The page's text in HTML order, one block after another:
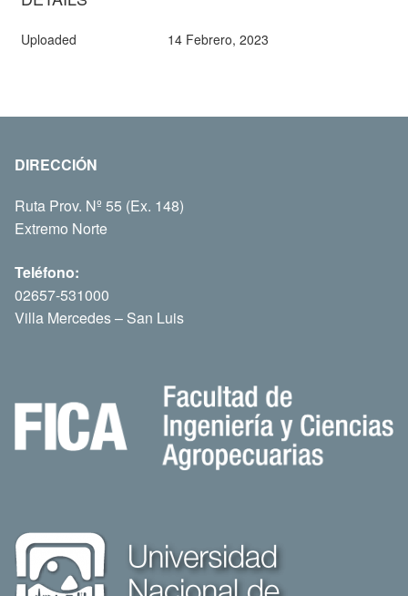
Uploaded 14 Febrero, 2023
DIRECCIÓN
Ruta Prov. Nº 55 (Ex. 148)
Extremo Norte
Teléfono:
02657-531000
Villa Mercedes – San Luis